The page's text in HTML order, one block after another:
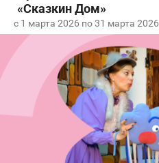
c 1 марта 2026 по 31 марта 2026